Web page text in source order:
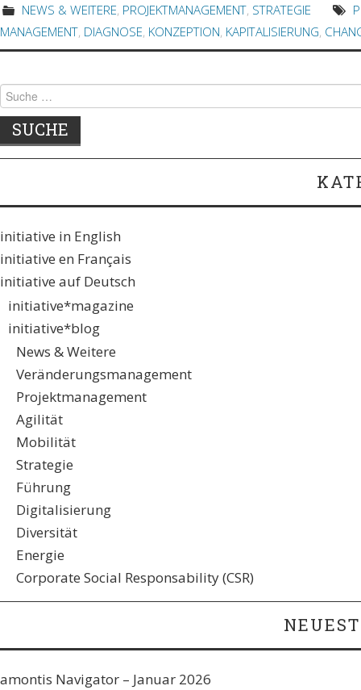
NEWS & WEITERE, PROJEKTMANAGEMENT, STRATEGIE
MANAGEMENT, DIAGNOSE, KONZEPTION, KAPITALISIERUNG,
Suche nach:
initiative in English
initiative en Français
initiative auf Deutsch
initiative*magazine
initiative*blog
News & Weitere
Veränderungsmanagement
Projektmanagement
Agilität
Mobilität
Strategie
Führung
Digitalisierung
Diversität
Energie
Corporate Social Responsability (CSR)
amontis Navigator – Januar 2026